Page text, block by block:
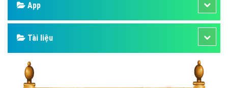
App
Tài liệu